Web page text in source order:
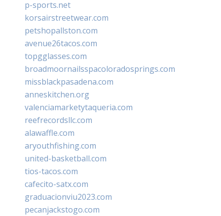
p-sports.net
korsairstreetwear.com
petshopallston.com
avenue26tacos.com
topgglasses.com
broadmoornailsspacoloradosprings.com
missblackpasadena.com
anneskitchen.org
valenciamarketytaqueria.com
reefrecordsllc.com
alawaffle.com
aryouthfishing.com
united-basketball.com
tios-tacos.com
cafecito-satx.com
graduacionviu2023.com
pecanjackstogo.com